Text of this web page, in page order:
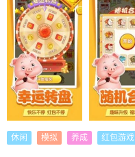
休闲 模拟 养成 红包游戏